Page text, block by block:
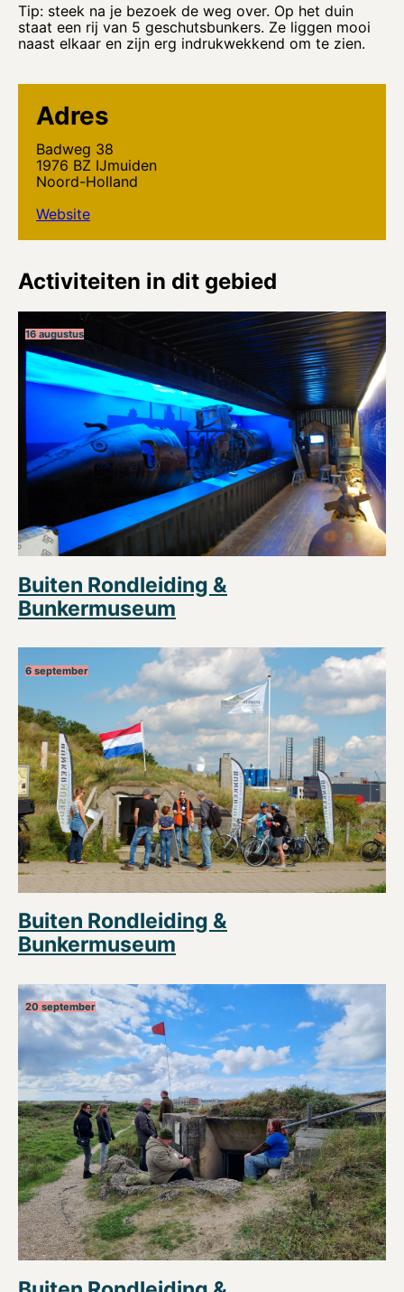
Tip: steek na je bezoek de weg over. Op het duin
staat een rij van 5 geschutsbunkers. Ze liggen mooi
naast elkaar en zijn erg indrukwekkend om te zien.
Adres
Badweg 38
1976 BZ IJmuiden
Noord-Holland
Website
Activiteiten in dit gebied
16 augustus
Buiten Rondleiding &
Bunkermuseum
6 september
Buiten Rondleiding &
Bunkermuseum
20 september